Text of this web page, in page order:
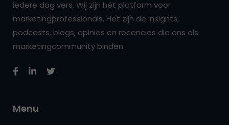
iedere dag vers. Wij zijn hét platform voor
marketingprofessionals. Het zijn de insights,
podcasts, blogs, opinies en recencies die ons als
marketingcommunity binden.
Menu